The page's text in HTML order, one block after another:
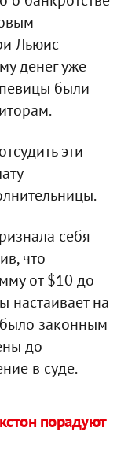
Льюис
денег уже
певицы были
эти
себя
что
от $10 до
настаивает на
было законным
до
в суде.
порадуют